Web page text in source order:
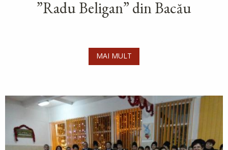
”Radu Beligan” din Bacău
MAI MULT